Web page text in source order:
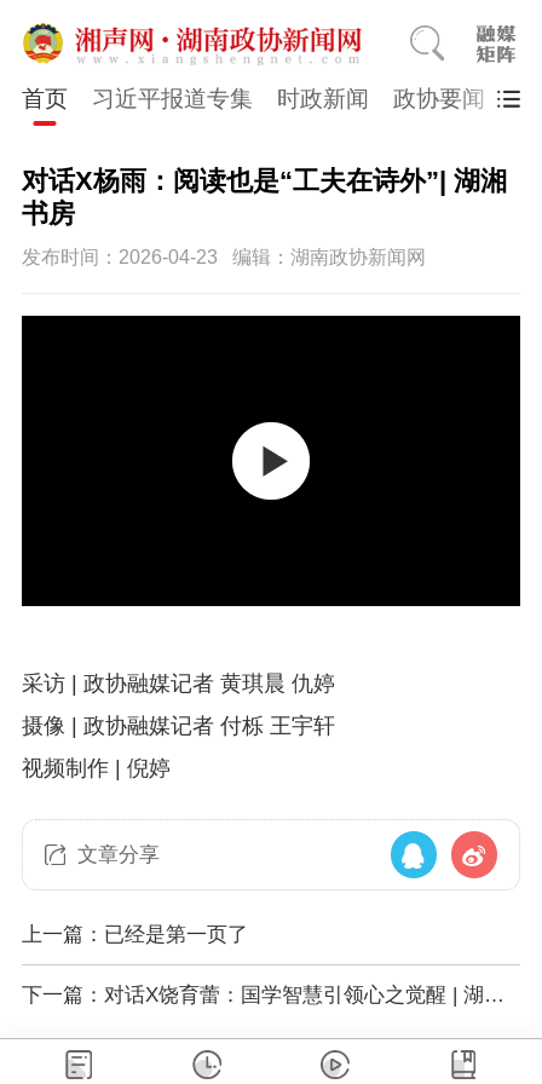
首页 习近平报道专集 时政新闻 政协要闻 市
对话X杨雨：阅读也是“工夫在诗外”| 湖湘
书房
发布时间：2026-04-23 编辑：湖南政协新闻网
采访 | 政协融媒记者 黄琪晨 仇婷
摄像 | 政协融媒记者 付栎 王宇轩
视频制作 | 倪婷
文章分享
上一篇：已经是第一页了
下一篇：对话X饶育蕾：国学智慧引领心之觉醒 | 湖湘